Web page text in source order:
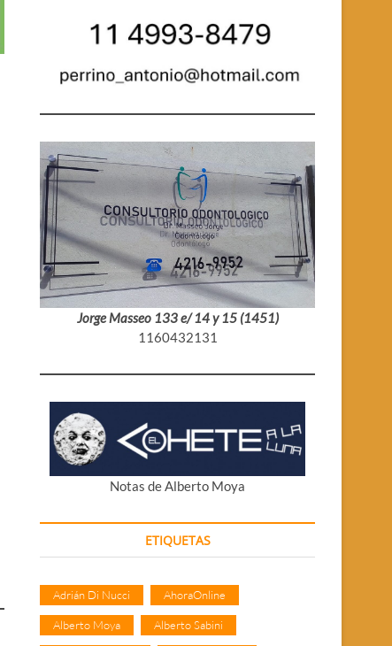
Jorge Masseo 133 e/ 14 y 15 (1451)
1160432131
Notas de Alberto Moya
ETIQUETAS
Adrián Di Nucci AhoraOnline
Alberto Moya Alberto Sabini